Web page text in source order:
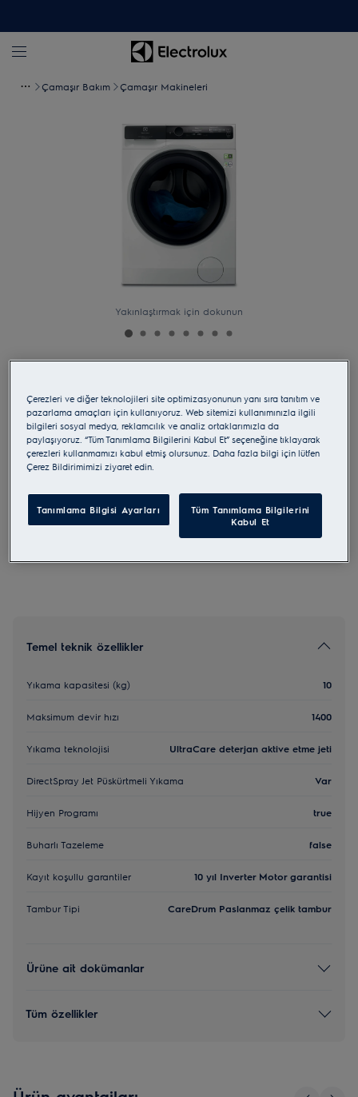
Çamaşır Bakım Çamaşır Makineleri
Yakınlaştırmak için dokunun
UltraCare 800
3.8 (4)
AB yönetmeliği 2023/988'e göre güvenlik talimatları ve
listelenmiştir. Ürünün güvenli kullanımı için kullanım
Temel teknik özellikler
Yıkama kapasitesi (kg) 10
Maksimum devir hızı 1400
Yıkama teknolojisi UltraCare deterjan aktive etme jeti
DirectSpray Jet Püskürtmeli Yıkama Var
Hijyen Programı true
Buharlı Tazeleme false
Kayıt koşullu garantiler 10 yıl Inverter Motor garantisi
Tambur Tipi CareDrum Paslanmaz çelik tambur
Ürüne ait dokümanlar
Tüm özellikler
Çerezleri ve diğer teknolojileri site optimizasyonunun yanı sıra tanıtım ve
pazarlama amaçları için kullanıyoruz. Web sitemizi kullanımınızla ilgili
bilgileri sosyal medya, reklamcılık ve analiz ortaklarımızla da
paylaşıyoruz. “Tüm Tanımlama Bilgilerini Kabul Et” seçeneğine tıklayarak
çerezleri kullanmamızı kabul etmiş olursunuz. Daha fazla bilgi için lütfen
Çerez Bildirimimizi ziyaret edin.
Tanımlama Bilgisi Ayarları
Tüm Tanımlama Bilgilerini
Kabul Et